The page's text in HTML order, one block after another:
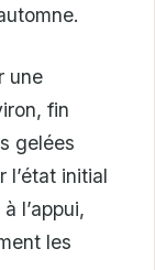
une
fin
gelées
l’état initial
l’appui,
les